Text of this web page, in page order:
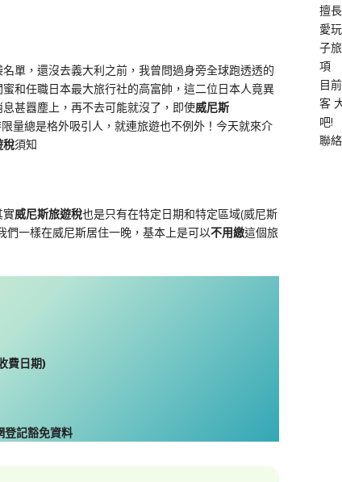
單，還沒去義大利之前，我曾問過身旁全球跑透透的
和任職日本最大旅行社的高富帥，這二位日本人竟異
甚囂塵上，再不去可能就沒了，即使威尼斯
量總是格外吸引人，就連旅遊也不例外！今天就來介
稅須知
實威尼斯旅遊稅也是只有在特定日期和特定區域(威尼斯
一樣在威尼斯居住一晚，基本上是可以不用繳這個旅
費日期)
登記豁免資料
擅
愛
子
項
目
客
吧!
聯